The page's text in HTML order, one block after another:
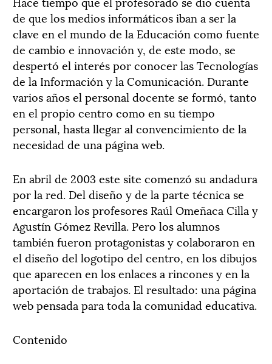
de que los medios informáticos iban a ser la
clave en el mundo de la Educación como fuente
de cambio e innovación y, de este modo, se
despertó el interés por conocer las Tecnologías
de la Información y la Comunicación. Durante
varios años el personal docente se formó, tanto
en el propio centro como en su tiempo
personal, hasta llegar al convencimiento de la
necesidad de una página web.
En abril de 2003 este site comenzó su andadura
por la red. Del diseño y de la parte técnica se
encargaron los profesores Raúl Omeñaca Cilla y
Agustín Gómez Revilla. Pero los alumnos
también fueron protagonistas y colaboraron en
el diseño del logotipo del centro, en los dibujos
que aparecen en los enlaces a rincones y en la
aportación de trabajos. El resultado: una página
web pensada para toda la comunidad educativa.
Contenido